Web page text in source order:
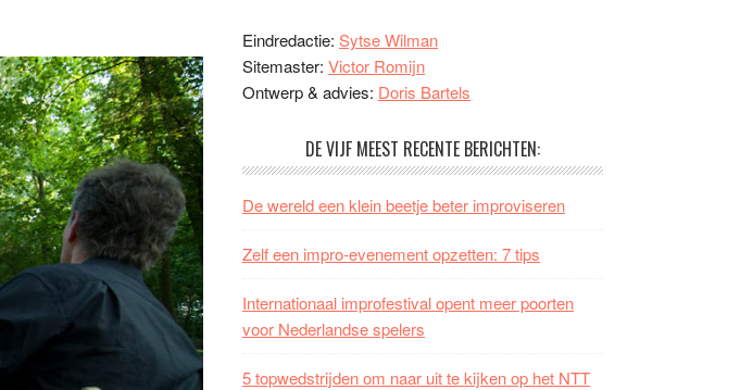
Eindredactie: Sytse Wilman
Sitemaster: Victor Romijn
Ontwerp & advies: Doris Bartels
DE VIJF MEEST RECENTE BERICHTEN:
De wereld een klein beetje beter improviseren
Zelf een impro-evenement opzetten: 7 tips
Internationaal improfestival opent meer poorten
voor Nederlandse spelers
5 topwedstrijden om naar uit te kijken op het NTT